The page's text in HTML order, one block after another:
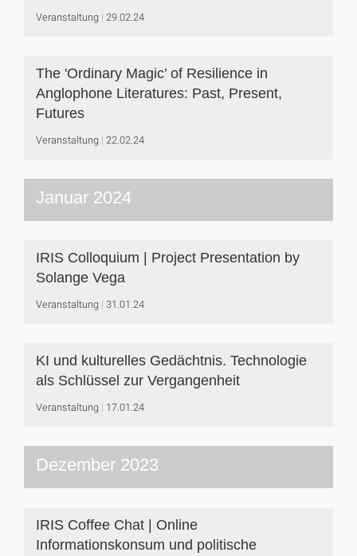
Veranstaltung 29.02.24
The 'Ordinary Magic’ of Resilience in
Anglophone Literatures: Past, Present,
Futures
Veranstaltung 22.02.24
Januar 2024
IRIS Colloquium | Project Presentation by
Solange Vega
Veranstaltung 31.01.24
KI und kulturelles Gedächtnis. Technologie
als Schlüssel zur Vergangenheit
Veranstaltung 17.01.24
Dezember 2023
IRIS Coffee Chat | Online
Informationskonsum und politische